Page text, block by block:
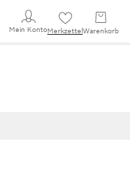
Mein KontoMerkzettel Warenkorb